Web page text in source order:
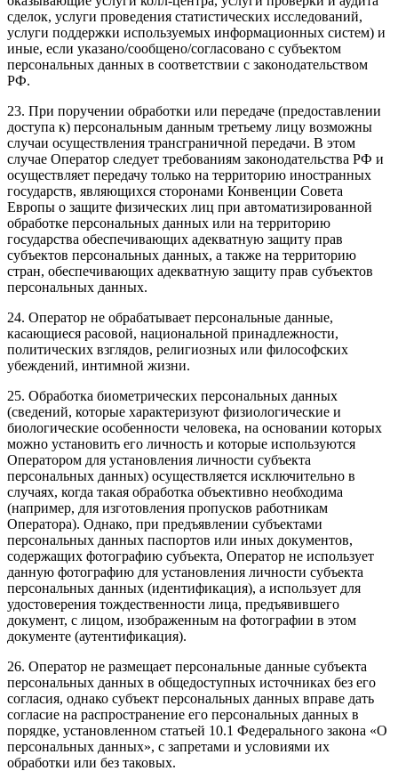
сделок, услуги проведения статистических исследований,
услуги поддержки используемых информационных систем) и
иные, если указано/сообщено/согласовано с субъектом
персональных данных в соответствии с законодательством
РФ.
23. При поручении обработки или передаче (предоставлении
доступа к) персональным данным третьему лицу возможны
случаи осуществления трансграничной передачи. В этом
случае Оператор следует требованиям законодательства РФ и
осуществляет передачу только на территорию иностранных
государств, являющихся сторонами Конвенции Совета
Европы о защите физических лиц при автоматизированной
обработке персональных данных или на территорию
государства обеспечивающих адекватную защиту прав
субъектов персональных данных, а также на территорию
стран, обеспечивающих адекватную защиту прав субъектов
персональных данных.
24. Оператор не обрабатывает персональные данные,
касающиеся расовой, национальной принадлежности,
политических взглядов, религиозных или философских
убеждений, интимной жизни.
25. Обработка биометрических персональных данных
(сведений, которые характеризуют физиологические и
биологические особенности человека, на основании которых
можно установить его личность и которые используются
Оператором для установления личности субъекта
персональных данных) осуществляется исключительно в
случаях, когда такая обработка объективно необходима
(например, для изготовления пропусков работникам
Оператора). Однако, при предъявлении субъектами
персональных данных паспортов или иных документов,
содержащих фотографию субъекта, Оператор не использует
данную фотографию для установления личности субъекта
персональных данных (идентификация), а использует для
удостоверения тождественности лица, предъявившего
документ, с лицом, изображенным на фотографии в этом
документе (аутентификация).
26. Оператор не размещает персональные данные субъекта
персональных данных в общедоступных источниках без его
согласия, однако субъект персональных данных вправе дать
согласие на распространение его персональных данных в
порядке, установленном статьей 10.1 Федерального закона «О
персональных данных», с запретами и условиями их
обработки или без таковых.